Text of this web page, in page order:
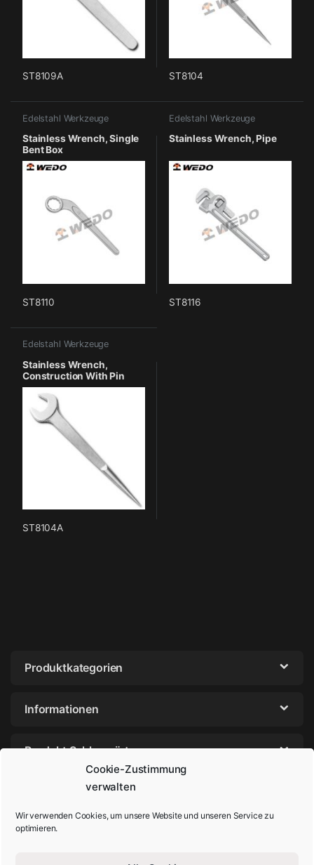
Cookie-Zustimmung
verwalten
Wir verwenden Cookies, um unsere Website und unseren Service zu
optimieren.
ST8109A ST8104
Edelstahl Werkzeuge
Stainless Wrench, Single
Bent Box
ST8110
Edelstahl Werkzeuge
Stainless Wrench, Pipe
ST8116
Edelstahl Werkzeuge
Stainless Wrench,
Construction With Pin
ST8104A
Produktkategorien
Informationen
Produkt Schlagwörter